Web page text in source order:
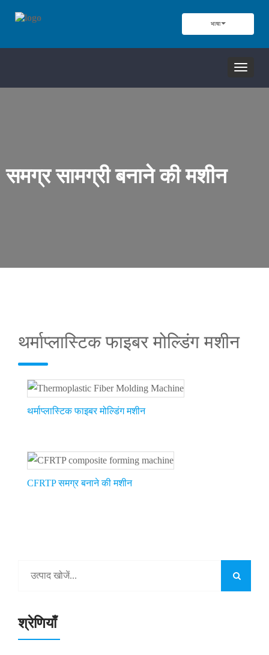
भाषा
समग्र सामग्री बनाने की मशीन
थर्माप्लास्टिक फाइबर मोल्डिंग मशीन
थर्माप्लास्टिक फाइबर मोल्डिंग मशीन
CFRTP समग्र बनाने की मशीन
श्रेणियाँ